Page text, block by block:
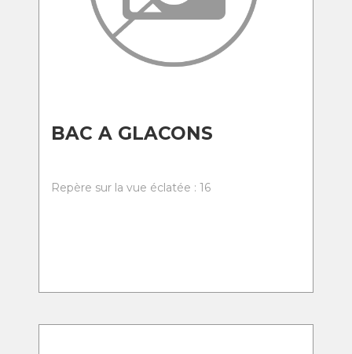
BAC A GLACONS
Repère sur la vue éclatée : 16